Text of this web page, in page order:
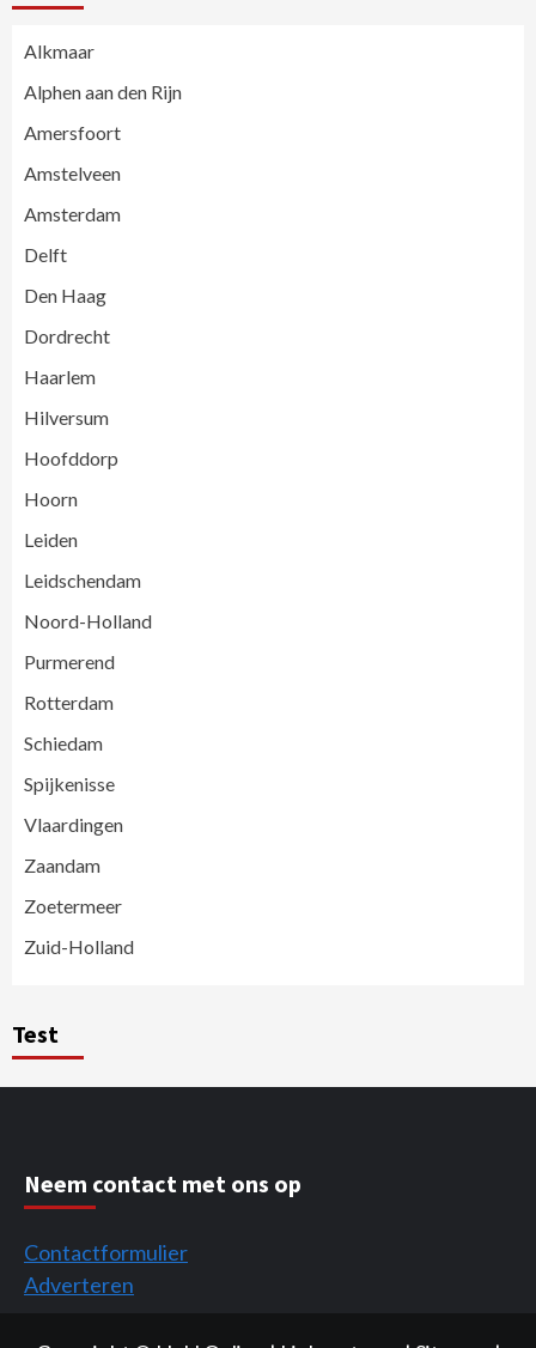
Alkmaar
Alphen aan den Rijn
Amersfoort
Amstelveen
Amsterdam
Delft
Den Haag
Dordrecht
Haarlem
Hilversum
Hoofddorp
Hoorn
Leiden
Leidschendam
Noord-Holland
Purmerend
Rotterdam
Schiedam
Spijkenisse
Vlaardingen
Zaandam
Zoetermeer
Zuid-Holland
Test
Neem contact met ons op
Contactformulier
Adverteren